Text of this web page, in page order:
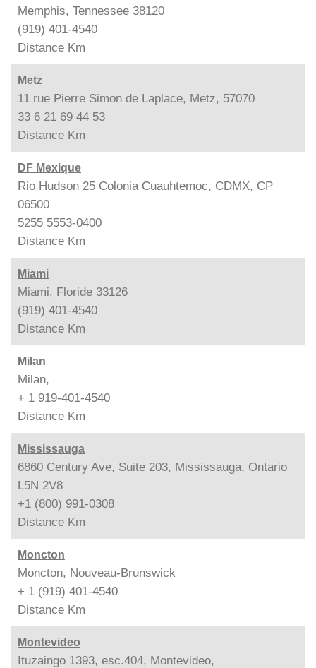
Memphis, Tennessee 38120
(919) 401-4540
Distance Km
Metz
11 rue Pierre Simon de Laplace, Metz, 57070
33 6 21 69 44 53
Distance Km
DF Mexique
Rio Hudson 25 Colonia Cuauhtemoc, CDMX, CP
06500
5255 5553-0400
Distance Km
Miami
Miami, Floride 33126
(919) 401-4540
Distance Km
Milan
Milan,
+ 1 919-401-4540
Distance Km
Mississauga
6860 Century Ave, Suite 203, Mississauga, Ontario
L5N 2V8
+1 (800) 991-0308
Distance Km
Moncton
Moncton, Nouveau-Brunswick
+ 1 (919) 401-4540
Distance Km
Montevideo
Ituzaingo 1393, esc.404, Montevideo,